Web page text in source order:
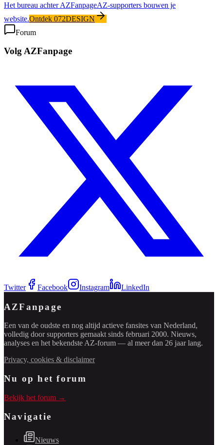
Het bureau achter AZFanpageAZ-supporters bouwen je
website.Ontdek 072DESIGN
Forum
Volg AZFanpage
Twitter Facebook Instagram LinkedIn
AZFanpage
Een van de oudste en nog altijd actieve fansites van Nederland,
volledig door supporters gemaakt sinds februari 2000. Nieuws,
analyses en het bekendste AZ-forum — al meer dan 26 jaar lang.
Privacy, cookies & disclaimer
Nu op het forum
Bekijk het forum →
Navigatie
Nieuws